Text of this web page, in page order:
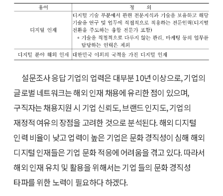
설문조사 응답 기업의 업력은 대부분 10년 이상으로, 기업의
글로벌 네트워크는 해외 인재 채용에 유리한 점이 있으며,
구직자는 채용지원 시 기업 신뢰도, 브랜드 인지도, 기업의
재정적 여유의 장점을 고려한 것으로 분석된다. 해외 디지털
인력 비율이 낮고 업력이 높은 기업은 문화 경직성이 심해 해외
디지털 인재들은 기업 문화 적응에 어려움을 겪고 있다. 따라서
해외 인재 유치 및 활용을 위해서는 기업 들의 문화 경직성
타파를 위한 노력이 필요하다 하겠다.